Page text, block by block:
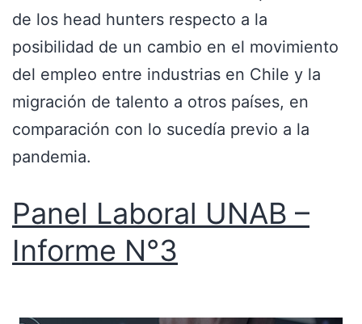
de los head hunters respecto a la
posibilidad de un cambio en el movimiento
del empleo entre industrias en Chile y la
migración de talento a otros países, en
comparación con lo sucedía previo a la
pandemia.
Panel Laboral UNAB –
Informe N°3